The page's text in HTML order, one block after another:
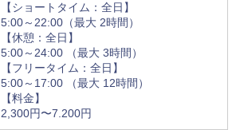
【ショートタイム：全日】
5:00～22:00（最大 2時間）
【休憩：全日】
5:00～24:00 （最大 3時間）
【フリータイム：全日】
5:00～17:00 （最大 12時間）
【料金】
2,300円〜7.200円